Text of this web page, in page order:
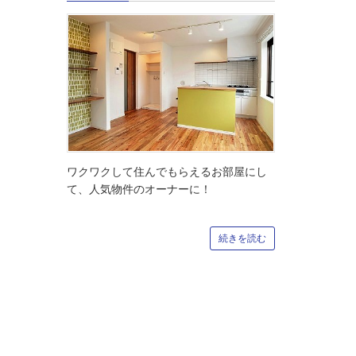
ワクワクして住んでもらえるお部屋にし
て、人気物件のオーナーに！
続きを読む